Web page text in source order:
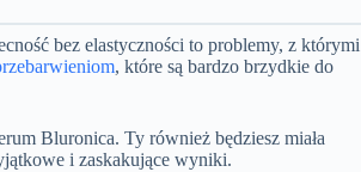
bez elastyczności to problemy, z którymi
, które są bardzo brzydkie do
Bluronica. Ty również będziesz miała
i zaskakujące wyniki.